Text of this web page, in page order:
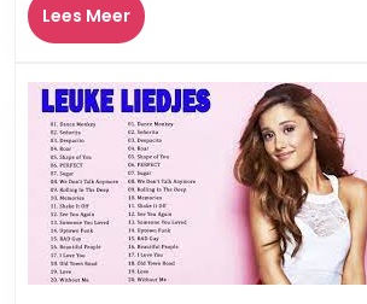
Lees MeerLees
Meer